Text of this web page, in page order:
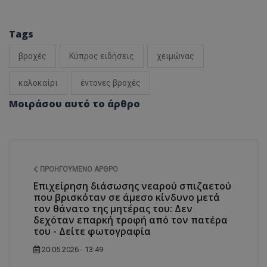
Tags
βροχές Κύπρος ειδήσεις χειμώνας
καλοκαίρι έντονες βροχές
Μοιράσου αυτό το άρθρο
ΠΡΟΗΓΟΎΜΕΝΟ ΆΡΘΡΟ
Επιχείρηση διάσωσης νεαρού σπιζαετού
που βρισκόταν σε άμεσο κίνδυνο μετά
τον θάνατο της μητέρας του: Δεν
δεχόταν επαρκή τροφή από τον πατέρα
του - Δείτε φωτογραφία
20.05.2026 - 13:49
VISITOR_PRIVACY_METADATA
YouTube
.youtube.com